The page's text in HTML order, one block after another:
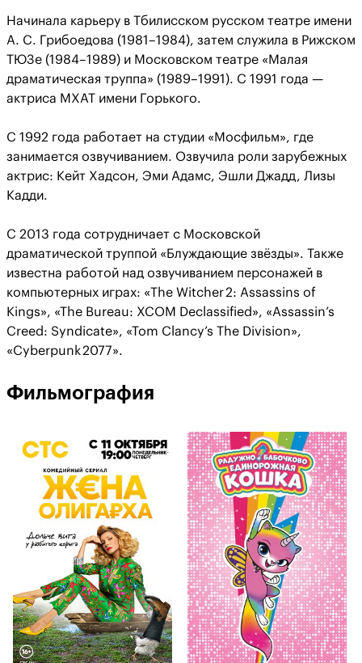
Начинала карьеру в Тбилисском русском театре имени
А. С. Грибоедова (1981–1984), затем служила в Рижском
ТЮЗе (1984–1989) и Московском театре «Малая
драматическая труппа» (1989–1991). С 1991 года —
актриса МХАТ имени Горького.
С 1992 года работает на студии «Мосфильм», где
занимается озвучиванием. Озвучила роли зарубежных
актрис: Кейт Хадсон, Эми Адамс, Эшли Джадд, Лизы
Кадди.
С 2013 года сотрудничает с Московской
драматической труппой «Блуждающие звёзды». Также
известна работой над озвучиванием персонажей в
компьютерных играх: «The Witcher 2: Assassins of
Kings», «The Bureau: XCOM Declassified», «Assassin’s
Creed: Syndicate», «Tom Clancy’s The Division»,
«Cyberpunk 2077».
Фильмография